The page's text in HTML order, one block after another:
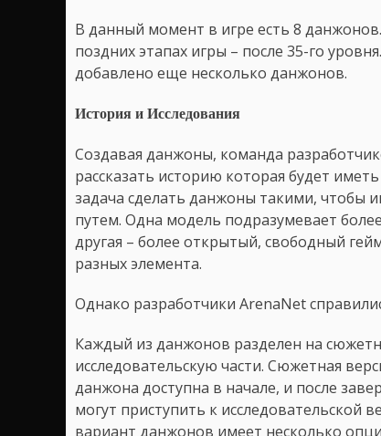
В данный момент в игре есть 8
поздних этапах игры – после 35-го
добавлено еще несколько данжонов.
История и Исследования
Создавая данжоны, команда
рассказать историю которая будет
задача сделать данжоны такими, чтобы
путем. Одна модель подразумевает
другая – более открытый, свободный
разных элемента.
Однако разработчики ArenaNet
Каждый из данжонов разделен на
исследовательскую части. Сюжетная
данжона доступна в начале, и после
могут приступить к исследовательской
вариант данжонов имеет несколько